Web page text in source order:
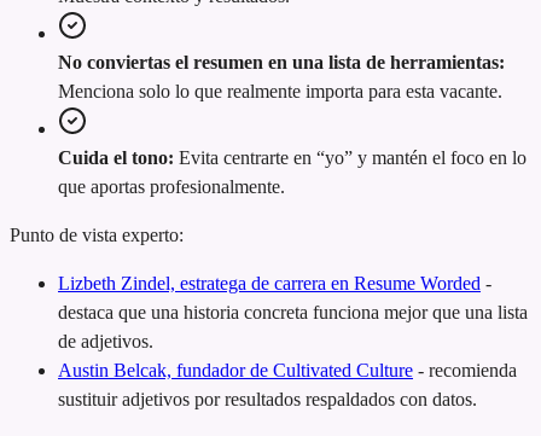
No conviertas el resumen en una lista de herramientas:
Menciona solo lo que realmente importa para esta vacante.
Cuida el tono: Evita centrarte en “yo” y mantén el foco en lo
que aportas profesionalmente.
Punto de vista experto:
Lizbeth Zindel, estratega de carrera en Resume Worded -
destaca que una historia concreta funciona mejor que una lista
de adjetivos.
Austin Belcak, fundador de Cultivated Culture - recomienda
sustituir adjetivos por resultados respaldados con datos.